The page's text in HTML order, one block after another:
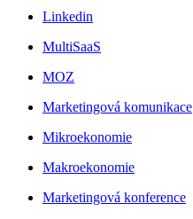
Linkedin
MultiSaaS
MOZ
Marketingová komunikace
Mikroekonomie
Makroekonomie
Marketingová konference